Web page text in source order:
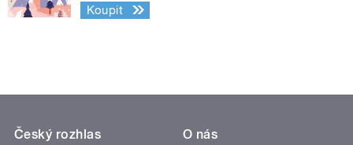
Koupit
Český rozhlas
O nás